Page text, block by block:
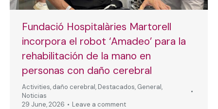
Fundació Hospitalàries Martorell
incorpora el robot ‘Amadeo’ para la
rehabilitación de la mano en
personas con daño cerebral
Activities, daño cerebral, Destacados, General,
Noticias
29 June, 2026
Leave a comment